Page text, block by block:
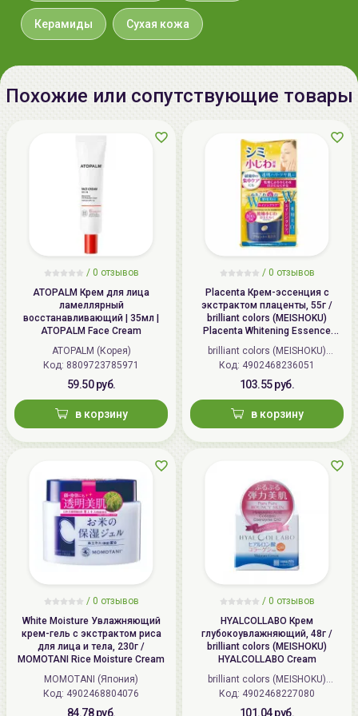
Officinalis Flower Water, Glycine
Soja (Soybean) Oil, Carthamus
Nigrum (Black Currant) Seed Oil,
Acid, Parfum
производства:
Срок годности:
дату окончания срока годности
смотрите на упаковке (гггг мм
дд)
Производитель:
[the SAEM] "the SAEM International
Co., Ltd.", Республика Корея,
Republic of Korea, 10F. Kwanjeong
Bld., 35 Cheonggyecheon-ro,
Jongno-gu, Seoul
Импортер в
Беларусь:
ИП Мигаль Наталья Петровна,
УНП 192179286 Беларусь,
220020 Минск, ул.Радужная 4/1-
info@allcosmetics.by,
тел.:+375296131336
Керамиды Сухая кожа
Похожие или сопутствующие товары
/ 0 отзывов
ATOPALM Крем для лица
ламеллярный
восстанавливающий | 35мл |
ATOPALM Face Cream
ATOPALM (Корея)
Код: 8809723785971
59.50 руб.
в корзину
/ 0 отзывов
Placenta Крем-эссенция с
экстрактом плаценты, 55г /
brilliant colors (MEISHOKU)
Placenta Whitening Essence
Cream
brilliant colors (MEISHOKU)
(Япония)
Код: 4902468236051
103.55 руб.
в корзину
/ 0 отзывов
White Moisture Увлажняющий
крем-гель с экстрактом риса
для лица и тела, 230г /
MOMOTANI Rice Moisture Cream
MOMOTANI (Япония)
Код: 4902468804076
84.78 руб.
/ 0 отзывов
HYALCOLLABO Крем
глубокоувлажняющий, 48г /
brilliant colors (MEISHOKU)
HYALCOLLABO Cream
brilliant colors (MEISHOKU)
(Япония)
Код: 4902468227080
101.04 руб.